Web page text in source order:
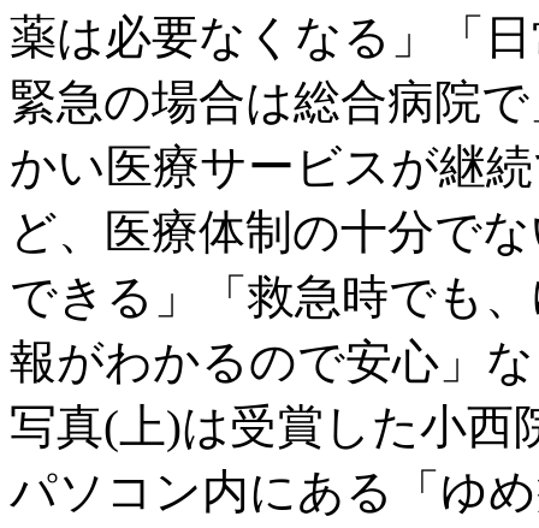
薬は必要なくなる」「
緊急の場合は総合病院
かい医療サービスが継
ど、医療体制の十分で
できる」「救急時でも
報がわかるので安心」
写真(上)は受賞した小西
パソコン内にある「ゆ